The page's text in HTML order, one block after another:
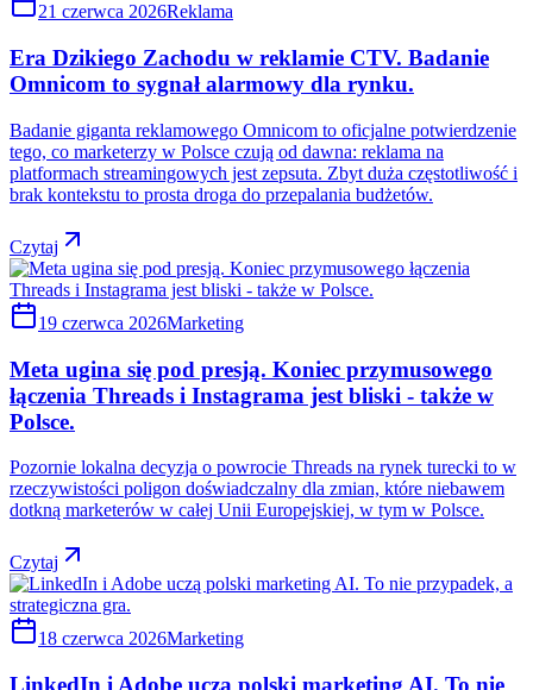
21 czerwca 2026Reklama
Era Dzikiego Zachodu w reklamie CTV. Badanie
Omnicom to sygnał alarmowy dla rynku.
Badanie giganta reklamowego Omnicom to oficjalne potwierdzenie
tego, co marketerzy w Polsce czują od dawna: reklama na
platformach streamingowych jest zepsuta. Zbyt duża częstotliwość i
brak kontekstu to prosta droga do przepalania budżetów.
Czytaj
19 czerwca 2026Marketing
Meta ugina się pod presją. Koniec przymusowego
łączenia Threads i Instagrama jest bliski - także w
Polsce.
Pozornie lokalna decyzja o powrocie Threads na rynek turecki to w
rzeczywistości poligon doświadczalny dla zmian, które niebawem
dotkną marketerów w całej Unii Europejskiej, w tym w Polsce.
Czytaj
18 czerwca 2026Marketing
LinkedIn i Adobe uczą polski marketing AI. To nie